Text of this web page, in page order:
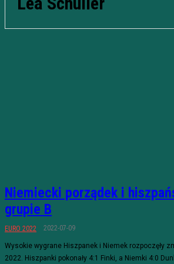
Niemiecki porządek i
grupie B
EURO 2022 2022-07-09
Wysokie wygrane Hiszpanek i Niemek rozpoczęły
2022. Hiszpanki pokonały 4:1 Finki, a Niemki 4:0